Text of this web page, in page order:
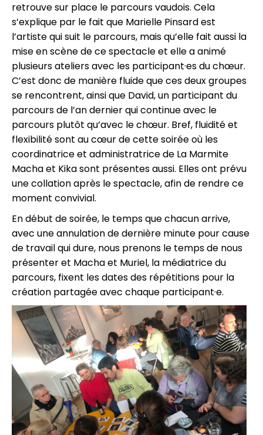
retrouve sur place le parcours vaudois. Cela
s’explique par le fait que Marielle Pinsard est
l’artiste qui suit le parcours, mais qu’elle fait aussi la
mise en scène de ce spectacle et elle a animé
plusieurs ateliers avec les participant·es du chœur.
C’est donc de manière fluide que ces deux groupes
se rencontrent, ainsi que David, un participant du
parcours de l’an dernier qui continue avec le
parcours plutôt qu’avec le chœur. Bref, fluidité et
flexibilité sont au cœur de cette soirée où les
coordinatrice et administratrice de La Marmite
Macha et Kika sont présentes aussi. Elles ont prévu
une collation après le spectacle, afin de rendre ce
moment convivial.
En début de soirée, le temps que chacun arrive,
avec une annulation de dernière minute pour cause
de travail qui dure, nous prenons le temps de nous
présenter et Macha et Muriel, la médiatrice du
parcours, fixent les dates des répétitions pour la
création partagée avec chaque participant·e.